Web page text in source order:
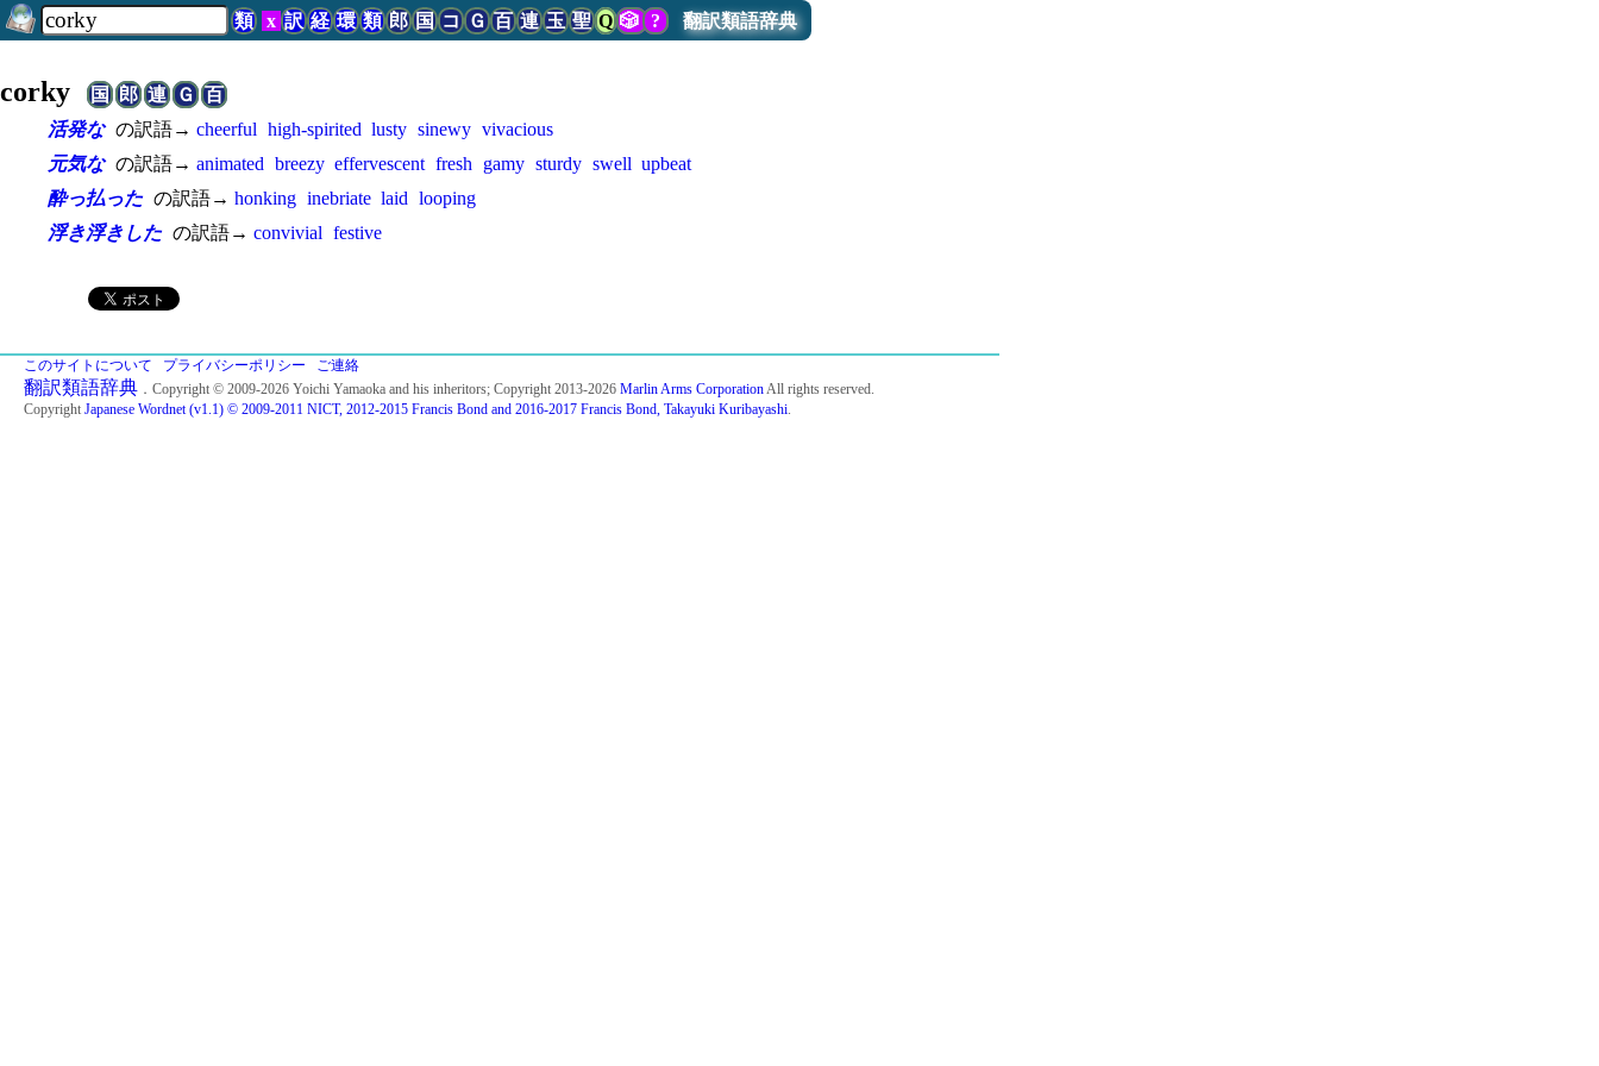
類 x 訳 経 環 類 郎 国 コ Ｇ 百 連 玉 聖 Q 🎲? 翻訳類語辞典
corky国 郎 連 Ｇ
百
活発な の訳語→ cheerful high-spirited lusty sinewy vivacious
元気な の訳語→ animated breezy effervescent fresh gamy sturdy swell upbeat
酔っ払った の訳語→ honking inebriate laid looping
浮き浮きした の訳語→ convivial festive
このサイトについて プライバシーポリシー ご連絡
翻訳類語辞典 ．Copyright © 2009-2026 Yoichi Yamaoka and his inheritors; Copyright 2013-2026 Marlin Arms CorporationAll rights reserved.
Copyright Japanese Wordnet (v1.1) © 2009-2011 NICT, 2012-2015 Francis Bond and 2016-2017 Francis Bond, Takayuki Kuribayashi.